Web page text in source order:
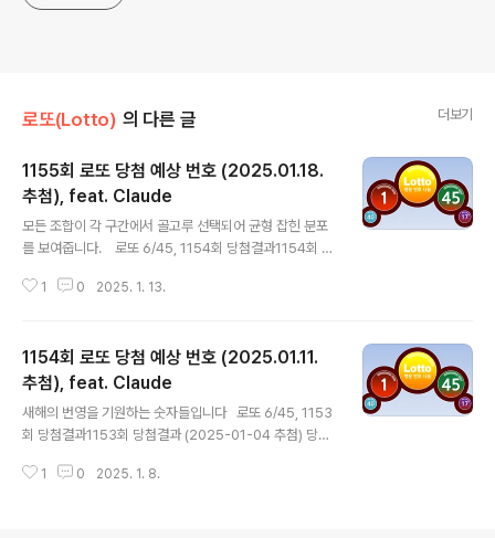
로또(Lotto) 의 다른 글 더보기
1155회 로또 당첨 예상 번호 (2025.01.18.
추첨), feat. Claude
모든 조합이 각 구간에서 골고루 선택되어 균형 잡힌 분포
를 보여줍니다. 로또 6/45, 1154회 당첨결과1154회 당
2, 38 보너스번호 : 27 1등 총 당첨금 : 278억원(15명 / 1
택하여 3개 대역으로 구성하는 조합을 만들어보겠습니
다. 1세트: 3, 8, 13, 17, 31, 37한자리 대역: 3, 810번대:
13, 1730번대: 31, 37 2세트: 22, 25, 33, 38, 41, 442
0번대: 22, 2530번대: 33, 3840번대: 41, 44 3세트:
1 0 2025. 1. 13.
1154회 로또 당첨 예상 번호 (2025.01.11.
추첨), feat. Claude
새해의 번영을 기원하는 숫자들입니다 로또 6/45, 1153
회 당첨결과1153회 당첨결과 (2025-01-04 추첨) 당첨
304억원(15명 / 20억) 어느덧 2025년 새해 두번째 로
1 0 2025. 1. 8.